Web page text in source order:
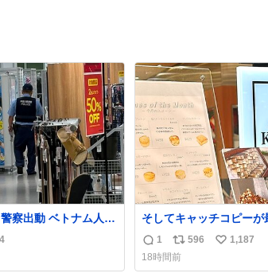
察出動 ベトナム人の
に実施、店内まで見
在者は覚悟してお越
そしてキャッチコピー
んを見つけてしまったの
しまった。スコーンなん
ええですからね。
返
信
1
リ
ポ
596
い
1,187
18時間前